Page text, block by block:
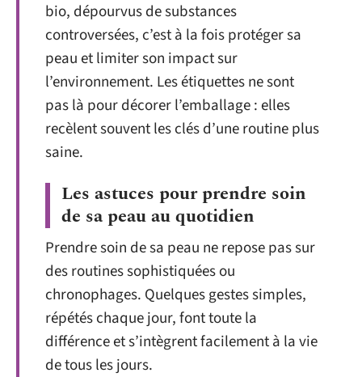
bio, dépourvus de substances
controversées, c’est à la fois protéger sa
peau et limiter son impact sur
l’environnement. Les étiquettes ne sont
pas là pour décorer l’emballage : elles
recèlent souvent les clés d’une routine plus
saine.
Les astuces pour prendre soin
de sa peau au quotidien
Prendre soin de sa peau ne repose pas sur
des routines sophistiquées ou
chronophages. Quelques gestes simples,
répétés chaque jour, font toute la
différence et s’intègrent facilement à la vie
de tous les jours.